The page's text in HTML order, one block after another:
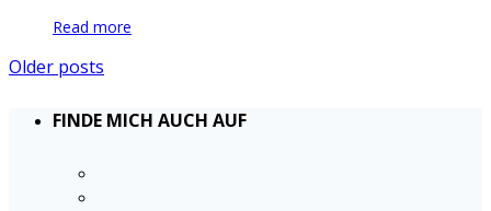
Read more
Older posts
FINDE MICH AUCH AUF